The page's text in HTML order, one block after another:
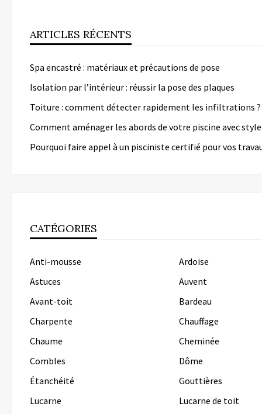
ARTICLES RÉCENTS
Spa encastré : matériaux et précautions de pose
Isolation par l’intérieur : réussir la pose des plaques
Toiture : comment détecter rapidement les infiltrations ?
Comment aménager les abords de votre piscine avec style
Pourquoi faire appel à un pisciniste certifié pour vos
CATÉGORIES
Anti-mousse
Ardoise
Astuces
Auvent
Avant-toit
Bardeau
Charpente
Chauffage
Chaume
Cheminée
Combles
Dôme
Étanchéité
Gouttières
Lucarne
Lucarne de toit